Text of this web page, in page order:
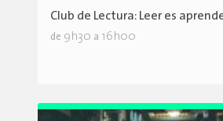
Club de Lectura: Leer es
de 9h30 a 16h00